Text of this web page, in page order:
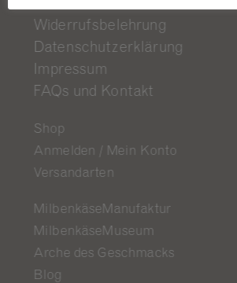
Widerrufsbelehrung
Datenschutzerklärung
Impressum
FAQs und Kontakt
Shop
Anmelden / Mein Konto
Versandarten
MilbenkäseManufaktur
MilbenkäseMuseum
Arche des Geschmacks
Blog